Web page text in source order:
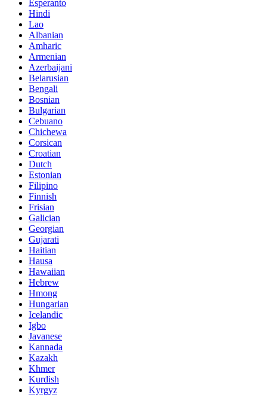
Esperanto
Hindi
Lao
Albanian
Amharic
Armenian
Azerbaijani
Belarusian
Bengali
Bosnian
Bulgarian
Cebuano
Chichewa
Corsican
Croatian
Dutch
Estonian
Filipino
Finnish
Frisian
Galician
Georgian
Gujarati
Haitian
Hausa
Hawaiian
Hebrew
Hmong
Hungarian
Icelandic
Igbo
Javanese
Kannada
Kazakh
Khmer
Kurdish
Kyrgyz